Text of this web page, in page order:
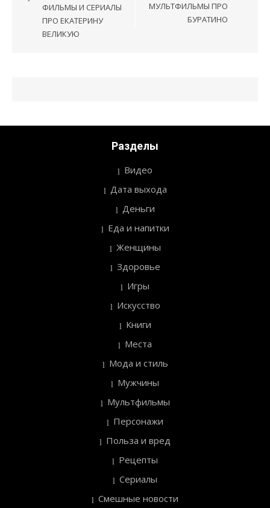
по
записям
ФИЛЬМЫ И СЕРИАЛЫ
ПРО ЕКАТЕРИНУ
ВЕЛИКУЮ
МУЛЬТФИЛЬМЫ ПРО
БУРАТИНО
Разделы
Видео
Дата выхода
Деньги
Еда и напитки
Женщины
Здоровье
Игры
Искусство
Книги
Места
Мода и стиль
Мужчины
Мультфильмы
Персонажи
Польза и вред
Рецепты
Сериалы
Смешные новости